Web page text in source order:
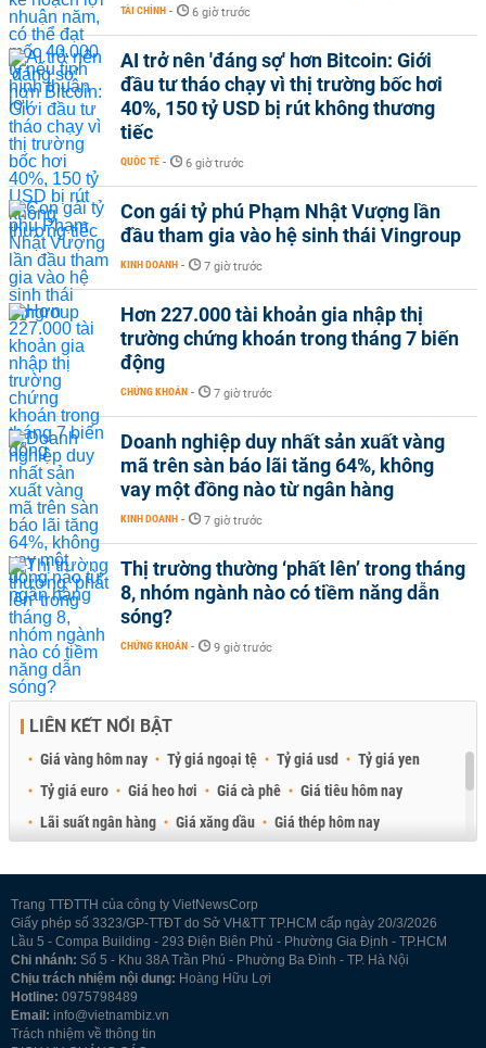
TÀI CHÍNH - 6 giờ trước
AI trở nên 'đáng sợ' hơn Bitcoin: Giới
đầu tư tháo chạy vì thị trường bốc hơi
40%, 150 tỷ USD bị rút không thương
tiếc
QUỐC TẾ - 6 giờ trước
Con gái tỷ phú Phạm Nhật Vượng lần
đầu tham gia vào hệ sinh thái Vingroup
KINH DOANH - 7 giờ trước
Hơn 227.000 tài khoản gia nhập thị
trường chứng khoán trong tháng 7 biến
động
CHỨNG KHOÁN - 7 giờ trước
Doanh nghiệp duy nhất sản xuất vàng
mã trên sàn báo lãi tăng 64%, không
vay một đồng nào từ ngân hàng
KINH DOANH - 7 giờ trước
Thị trường thường ‘phất lên’ trong tháng
8, nhóm ngành nào có tiềm năng dẫn
sóng?
CHỨNG KHOÁN - 9 giờ trước
LIÊN KẾT NỔI BẬT
Giá vàng hôm nay Tỷ giá ngoại tệ Tỷ giá usd
Tỷ giá yen
Tỷ giá euro
Giá heo hơi Giá cà phê
Giá tiêu hôm nay
Lãi suất ngân hàng
Giá xăng dầu
Giá thép hôm nay
Trang TTĐTTH của công ty VietNewsCorp
Giấy phép số 3323/GP-TTĐT do Sở VH&TT TP.HCM cấp ngày 20/3/2026
Lầu 5 - Compa Building - 293 Điện Biên Phủ - Phường Gia Định - TP.HCM
Chi nhánh: Số 5 - Khu 38A Trần Phú - Phường Ba Đình - TP. Hà Nội
Chịu trách nhiệm nội dung: Hoàng Hữu Lợi
Hotline: 0975798489
Email: info@vietnambiz.vn
Trách nhiệm về thông tin